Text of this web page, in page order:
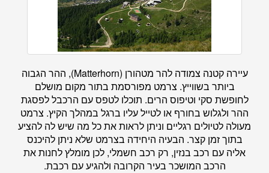
עיירה קטנה צמודה להר מטהורן (Matterhorn), ההר הגבוה
ביותר בשווייץ. צרמט מפורסמת בתור מקום מושלם
לחופשת סקי וטיפוס הרים. תוכלו לטפס עם הרכבל לפסגת
ההר ולגלוש בחורף או לטייל עליו ברגל במהלך הקיץ. צרמט
מעולה לטיולים רגליים וניתן לראות את כל מה שיש לה להציע
בתוך זמן קצר. הבעיה היחידה בצרמט שלא ניתן להיכנס
אליה עם רכב בנזין, רק רכב חשמלי, לכן מומלץ לחנות את
הרכב המושכר בעיר הקרובה ולהגיע עם רכבת.